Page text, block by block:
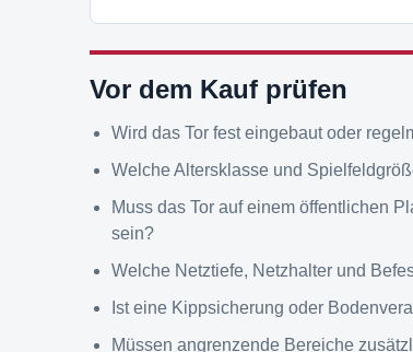
Vor dem Kauf prüfen
Wird das Tor fest eingebaut oder
Welche Altersklasse und
Muss das Tor auf einem öffentlichen
sein?
Welche Netztiefe, Netzhalter und
Ist eine Kippsicherung oder
Müssen angrenzende Bereiche